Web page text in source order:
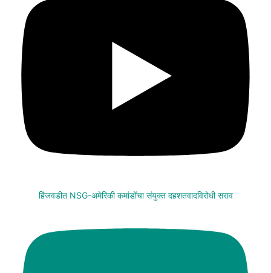
हिंजवडीत NSG-अमेरिकी कमांडोंचा संयुक्त दहशतवादविरोधी सराव